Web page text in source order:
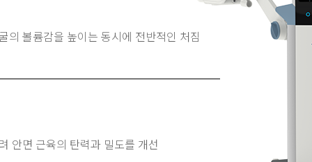
의 볼륨감을 높이는 동시에 전반적인 처짐
안면 근육의 탄력과 밀도를 개선